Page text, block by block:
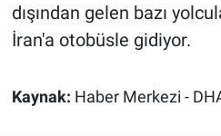
dışından gelen bazı
İran'a otobüsle gidiyor.
Kaynak: Haber Merkezi -